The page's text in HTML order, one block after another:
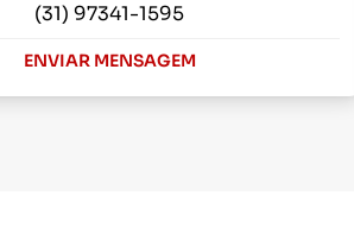
(31) 97341-1595
ENVIAR MENSAGEM